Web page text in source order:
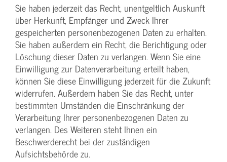
Sie haben jederzeit das Recht, unentgeltlich Auskunft
über Herkunft, Empfänger und Zweck Ihrer
gespeicherten personenbezogenen Daten zu erhalten.
Sie haben außerdem ein Recht, die Berichtigung oder
Löschung dieser Daten zu verlangen. Wenn Sie eine
Einwilligung zur Datenverarbeitung erteilt haben,
können Sie diese Einwilligung jederzeit für die Zukunft
widerrufen. Außerdem haben Sie das Recht, unter
bestimmten Umständen die Einschränkung der
Verarbeitung Ihrer personenbezogenen Daten zu
verlangen. Des Weiteren steht Ihnen ein
Beschwerderecht bei der zuständigen
Aufsichtsbehörde zu.